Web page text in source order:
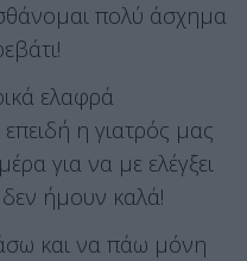
πολύ άσχημα
ελαφρά
η γιατρός μας
για να με ελέγξει
δεν ήμουν καλά!
και να πάω μόνη